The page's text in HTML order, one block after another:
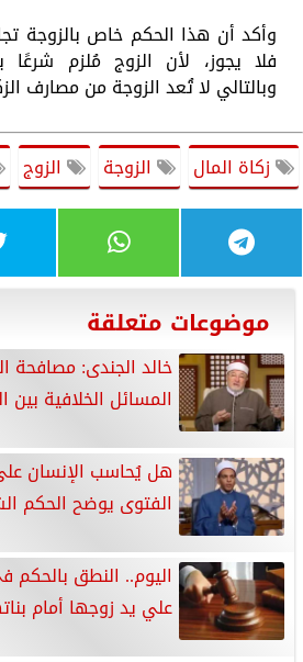
وأكد أن هذا الحكم خاص بالزوجة
فلا يجوز، لأن الزوج مُلزم شرعًا
وبالتالي لا تُعد الزوجة من مصارف
زكاة المال الزوجة الزوج
موضوعات متعلقة
خالد الجندى: مصافحة
المسائل الخلافية بين
هل يُحاسب الإنسان
الفتوى يوضح الحكم
اليوم.. النطق
علي يد زوجها أمام